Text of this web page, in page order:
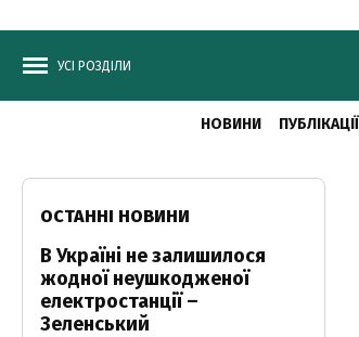
УСІ РОЗДІЛИ
НОВИНИ ПУБЛІКАЦІЇ
ОСТАННІ НОВИНИ
В Україні не залишилося
жодної неушкодженої
електростанції –
Зеленський